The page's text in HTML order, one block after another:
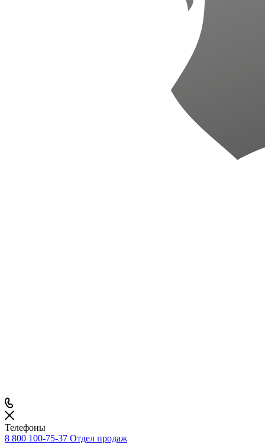
Телефоны
8 800 100-75-37 Отдел продаж